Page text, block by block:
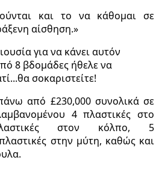
και το να κάθομαι σε
αίσθηση.»
από £230,000 συνολικά σε
4 πλαστικές στο
στον κόλπο, 5
στην μύτη, καθώς και